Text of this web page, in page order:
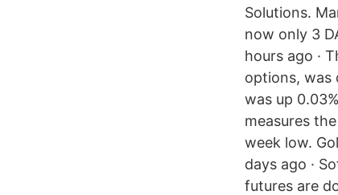
Solutions.
now only 3
hours ago ·
options, was
was up
measures
week low.
days ago ·
futures are